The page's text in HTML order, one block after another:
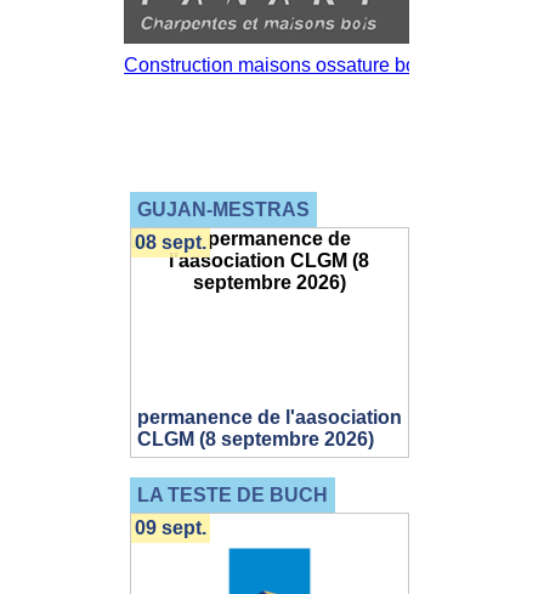
GUJAN-MESTRAS
permanence de l'aasociation
CLGM (8 septembre 2026)
08 sept.
LA TESTE DE BUCH
09 sept.